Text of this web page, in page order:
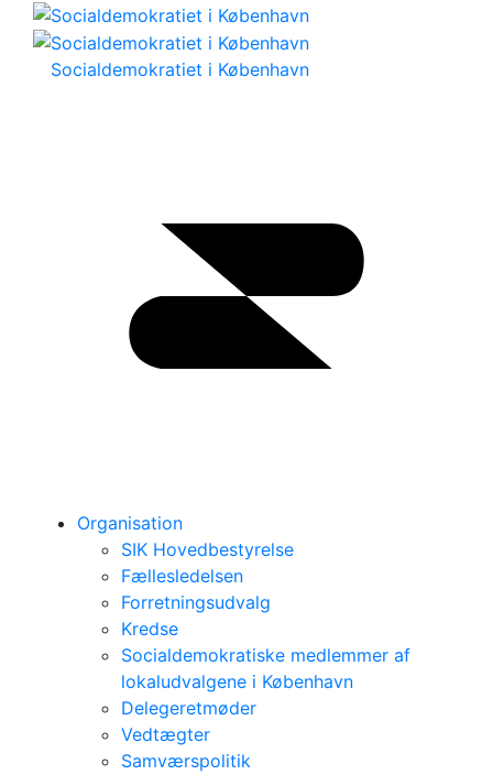
Socialdemokratiet i København
Organisation
SIK Hovedbestyrelse
Fællesledelsen
Forretningsudvalg
Kredse
Socialdemokratiske medlemmer af
lokaludvalgene i København
Delegeretmøder
Vedtægter
Samværspolitik